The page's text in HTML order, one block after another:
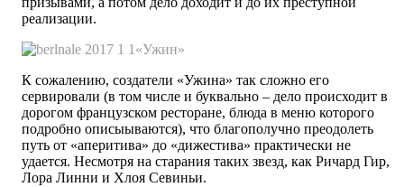
реализации.
«Ужин»
К сожалению, создатели «Ужина» так сложно его
сервировали (в том числе и буквально – дело происходит в
дорогом французском ресторане, блюда в меню которого
подробно описыываются), что благополучно преодолеть
путь от «аперитива» до «дижестива» практически не
удается. Несмотря на старания таких звезд, как Ричард Гир,
Лора Линни и Хлоя Севиньи.